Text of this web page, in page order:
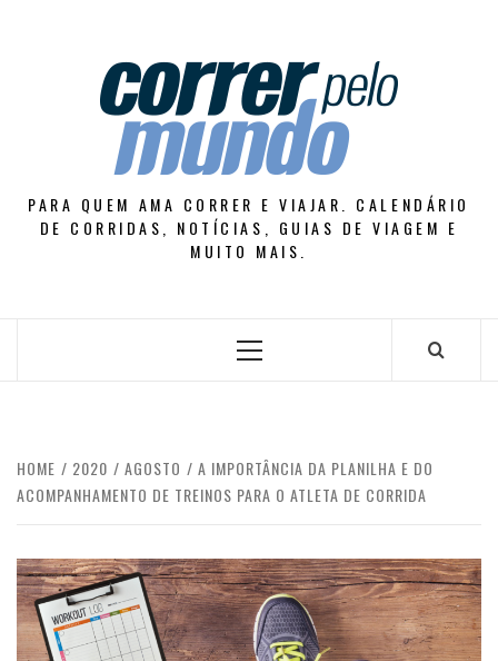
PARA QUEM AMA CORRER E VIAJAR. CALENDÁRIO
DE CORRIDAS, NOTÍCIAS, GUIAS DE VIAGEM E
MUITO MAIS.
Primary
HOME 2020 AGOSTO
A IMPORTÂNCIA DA PLANILHA E DO
ACOMPANHAMENTO DE TREINOS PARA O ATLETA DE CORRIDA